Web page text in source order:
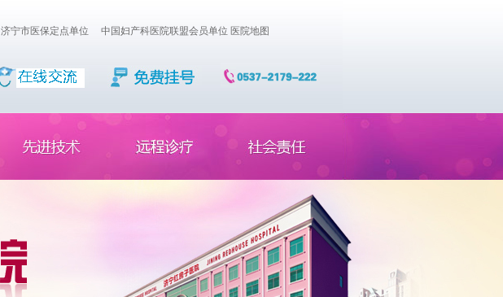
济宁市医保定点单位 中国妇产科医院联盟会员单位 医院地图